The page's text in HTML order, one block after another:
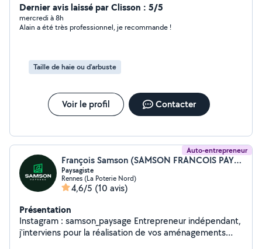
Dernier avis laissé par Clisson : 5/5
mercredi à 8h
Alain a été très professionnel, je recommande !
Taille de haie ou d'arbuste
Voir le profil Contacter
Auto-entrepreneur
François Samson (SAMSON FRANCOIS PAYSAGE)
Paysagiste
Rennes (La Poterie Nord)
4,6/5 (10 avis)
Présentation
Instagram : samson_paysage Entrepreneur indépendant,
j'interviens pour la réalisation de vos aménagements